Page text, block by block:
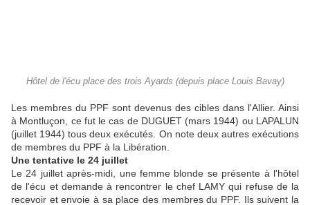
Hôtel de l'écu place des trois Ayards (depuis place Louis Bavay)
Les membres du PPF sont devenus des cibles dans l'Allier. Ainsi
à Montluçon, ce fut le cas de DUGUET (mars 1944) ou LAPALUN
(juillet 1944) tous deux exécutés. On note deux autres exécutions
de membres du PPF à la Libération.
Une tentative le 24 juillet
Le 24 juillet après-midi, une femme blonde se présente à l'hôtel
de l'écu et demande à rencontrer le chef LAMY qui refuse de la
recevoir et envoie à sa place des membres du PPF. Ils suivent la